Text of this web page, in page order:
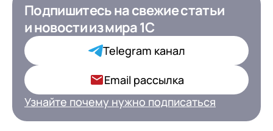
Подпишитесь на свежие статьи
и новостииз мира 1С
Telegram канал
Email рассылка
Узнайте почему нужно подписаться
Подпишитесь на свежие статьи
и новостииз мира 1С для ИТ-
Директоров